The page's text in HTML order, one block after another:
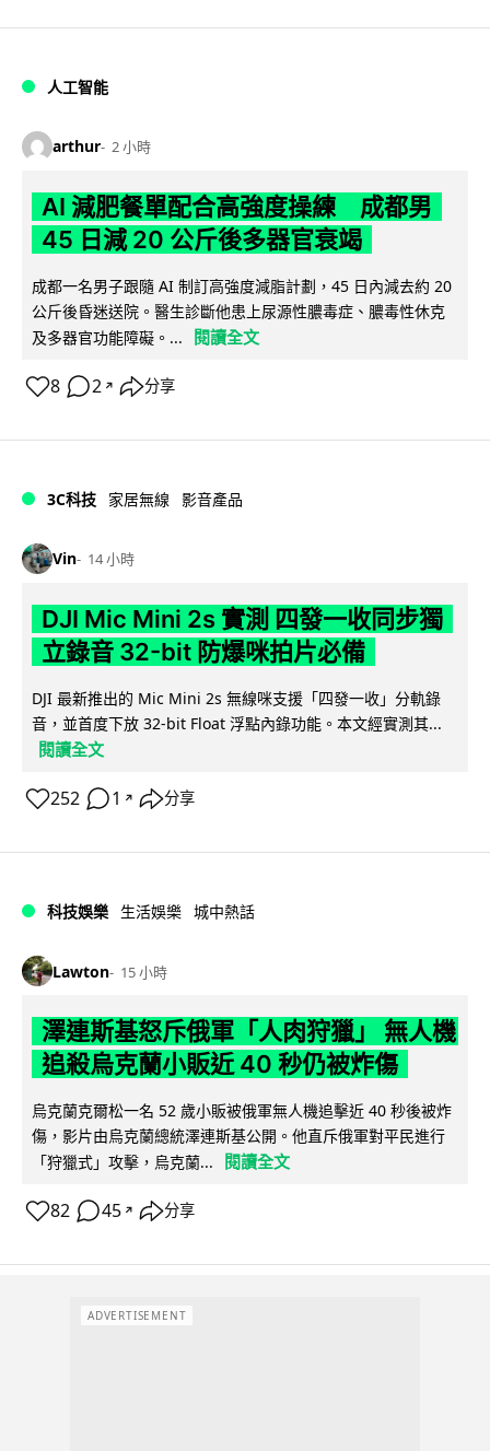
人工智能
arthur 2 小時
AI 減肥餐單配合高強度操練 成都男
45 日減 20 公斤後多器官衰竭
成都一名男子跟隨 AI 制訂高強度減脂計劃，45 日內減去約 20
公斤後昏迷送院。醫生診斷他患上尿源性膿毒症、膿毒性休克
及多器官功能障礙。...
閱讀全文
8 2 ↗ 分享
3C科技 家居無線 影音產品
Vin 14 小時
DJI Mic Mini 2s 實測 四發一收同步獨
立錄音 32-bit 防爆咪拍片必備
DJI 最新推出的 Mic Mini 2s 無線咪支援「四發一收」分軌錄
音，並首度下放 32-bit Float 浮點內錄功能。本文經實測其...
閱讀全文
252 1 ↗ 分享
科技娛樂 生活娛樂 城中熱話
Lawton 15 小時
澤連斯基怒斥俄軍「人肉狩獵」 無人機
追殺烏克蘭小販近 40 秒仍被炸傷
烏克蘭克爾松一名 52 歲小販被俄軍無人機追擊近 40 秒後被炸
傷，影片由烏克蘭總統澤連斯基公開。他直斥俄軍對平民進行
「狩獵式」攻擊，烏克蘭...
閱讀全文
82 45 ↗ 分享
ADVERTISEMENT